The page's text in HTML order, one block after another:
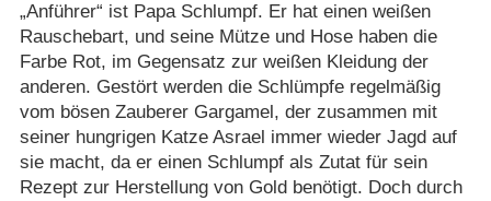
„Anführer“ ist Papa Schlumpf. Er hat einen weißen
Rauschebart, und seine Mütze und Hose haben die
Farbe Rot, im Gegensatz zur weißen Kleidung der
anderen. Gestört werden die Schlümpfe regelmäßig
vom bösen Zauberer Gargamel, der zusammen mit
seiner hungrigen Katze Asrael immer wieder Jagd auf
sie macht, da er einen Schlumpf als Zutat für sein
Rezept zur Herstellung von Gold benötigt. Doch durch